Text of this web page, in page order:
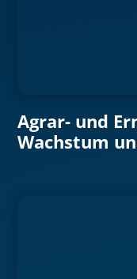
Agrar- und
Wachstum